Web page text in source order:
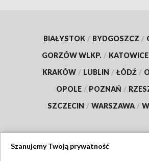
BIAŁYSTOK / BYDGOSZCZ /
GORZÓW WLKP. / KATOWICE
KRAKÓW / LUBLIN / ŁÓDŹ /
OPOLE / POZNAŃ /
SZCZECIN / WARSZAWA /
Szanujemy Twoją prywatność